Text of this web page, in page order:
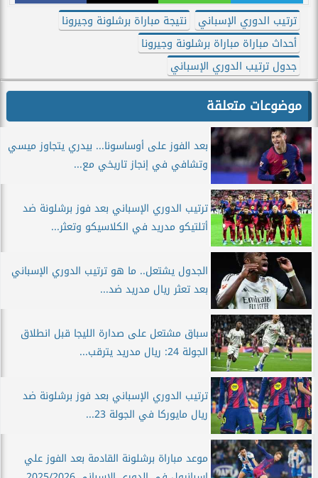
ترتيب الدوري الإسباني
نتيجة مباراة برشلونة وجيرونا
أحداث مباراة مباراة برشلونة وجيرونا
جدول ترتيب الدوري الإسباني
موضوعات متعلقة
بعد الفوز على أوساسونا... بيدري يتجاوز ميسي
وتشافي في إنجاز تاريخي مع...
ترتيب الدوري الإسباني بعد فوز برشلونة ضد
أتلتيكو مدريد في الكلاسيكو وتعثر...
الجدول يشتعل.. ما هو ترتيب الدوري الإسباني
بعد تعثر ريال مدريد ضد...
سباق مشتعل على صدارة الليجا قبل انطلاق
الجولة 24: ريال مدريد يترقب...
ترتيب الدوري الإسباني بعد فوز برشلونة ضد
ريال مايوركا في الجولة 23...
موعد مباراة برشلونة القادمة بعد الفوز علي